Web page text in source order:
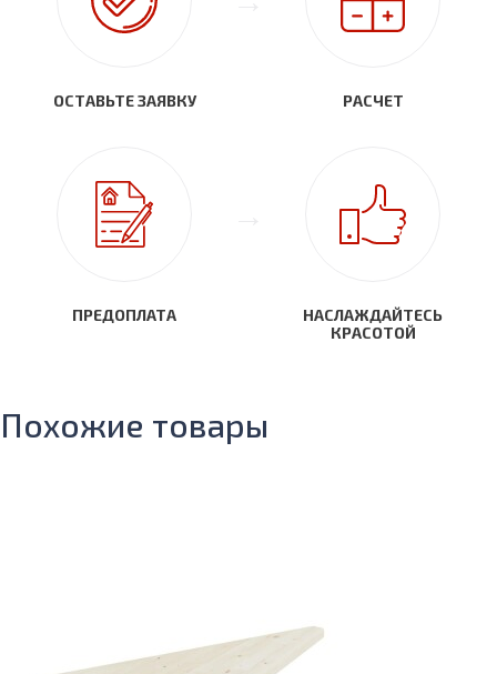
ОСТАВЬТЕ ЗАЯВКУ РАСЧЕТ
ПРЕДОПЛАТА
НАСЛАЖДАЙТЕСЬ
КРАСОТОЙ
Похожие товары